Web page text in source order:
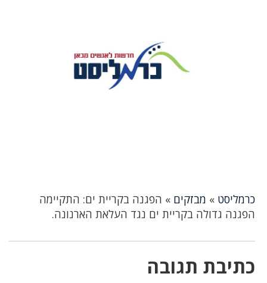
כרמליסט » מבזקים » הפגנה בקריית ים: התקיימה
הפגנה גדולה בקריית ים נגד העלאת הארנונה.
כתיבת תגובה